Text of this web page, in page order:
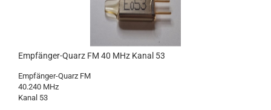
Empfänger-Quarz FM 40 MHz Kanal 53
Empfänger-Quarz FM
40.240 MHz
Kanal 53